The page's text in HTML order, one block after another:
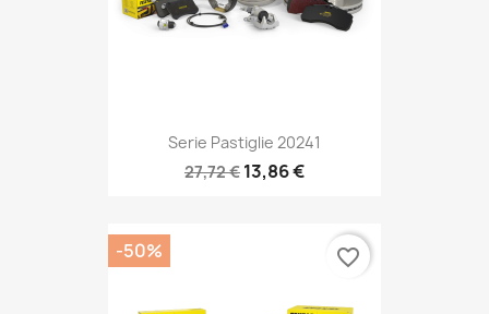
Serie Pastiglie 20241
27,72 € 13,86 €
-50% favorite_border